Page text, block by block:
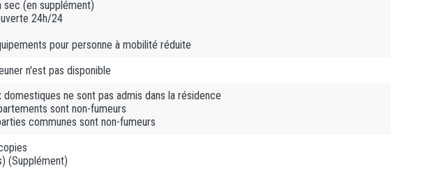
sec (en supplément)
24h/24
pour personne à mobilité réduite
n'est pas disponible
domestiques ne sont pas admis dans la résidence
sont non-fumeurs
communes sont non-fumeurs
(Supplément)